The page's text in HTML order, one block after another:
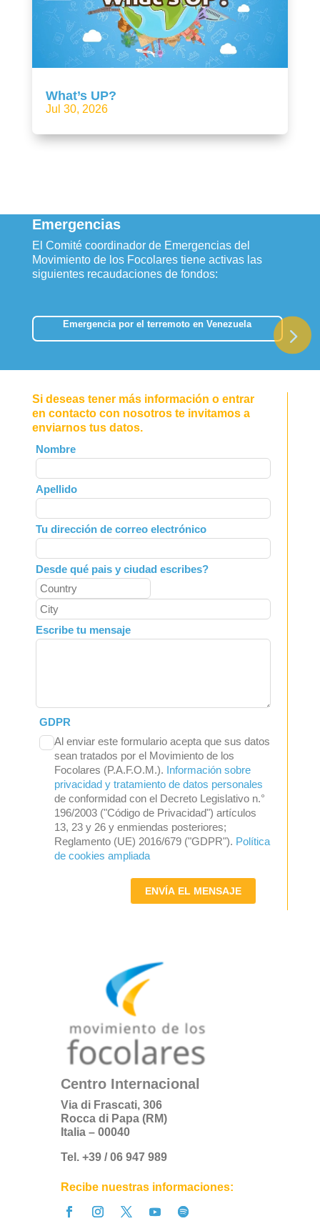
What’s UP?
Jul 30, 2026
Emergencias
El Comité coordinador de Emergencias del
Movimiento de los Focolares tiene activas las
siguientes recaudaciones de fondos:
Emergencia por el terremoto en Venezuela
Si deseas tener más información o entrar
en contacto con nosotros te invitamos a
enviarnos tus datos.
Leave
this
field
blank
Nombre
Apellido
Tu dirección de correo electrónico
Desde qué pais y ciudad escribes?
Escribe tu mensaje
GDPR
Al enviar este formulario acepta que sus datos
sean tratados por el Movimiento de los
Focolares (P.A.F.O.M.). Información sobre
privacidad y tratamiento de datos personales
de conformidad con el Decreto Legislativo n.°
196/2003 ("Código de Privacidad") artículos
13, 23 y 26 y enmiendas posteriores;
Reglamento (UE) 2016/679 ("GDPR"). Política
de cookies ampliada
ENVÍA EL MENSAJE
Centro Internacional
Via di Frascati, 306
Rocca di Papa (RM)
Italia – 00040
Tel. +39 / 06 947 989
Recibe nuestras informaciones: